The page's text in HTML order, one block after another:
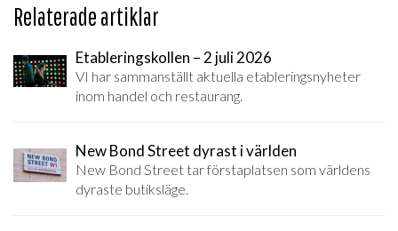
Relaterade artiklar
Etableringskollen – 2 juli 2026
VI har sammanställt aktuella etableringsnyheter
inom handel och restaurang.
New Bond Street dyrast i världen
New Bond Street tar förstaplatsen som världens
dyraste butiksläge.